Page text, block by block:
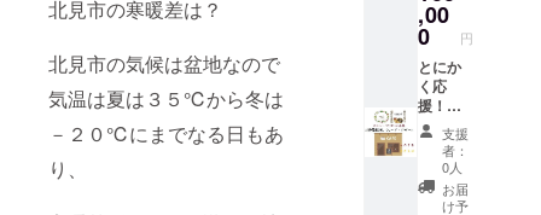
北見市の寒暖差は？
北見市の気候は盆地なので
気温は夏は３５℃から冬は
－２０℃にまでなる日もあ
り、
ます」
場で焼
き提供
いたし
ます。
50000
円で30
食提供
しま
す。 令
和5年1
月から
,00
0 円
とにか
く応
援！全
力で支
援！ 当
方カ
フェご
支援ス
支援
者：
0人
お届
け予